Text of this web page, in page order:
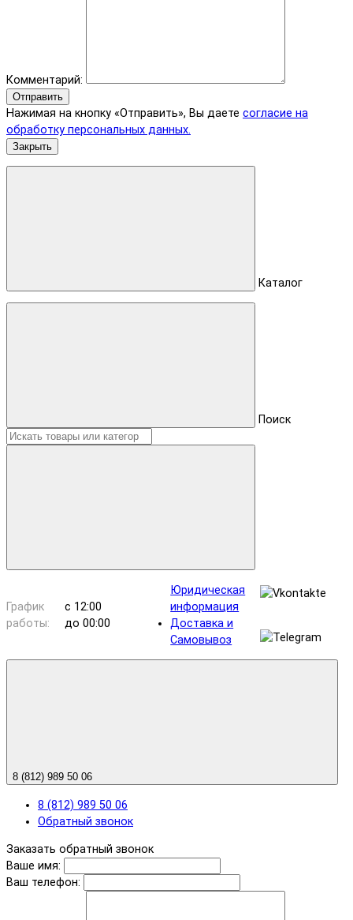
Комментарий:
Отправить
Нажимая на кнопку «Отправить», Вы даете согласие на
обработку персональных данных.
Закрыть
Каталог
Поиск
График
работы:
с 12:00
до 00:00
Юридическая
информация
Доставка и
Самовывоз
8 (812) 989 50 06
8 (812) 989 50 06
Обратный звонок
Заказать обратный звонок
Ваше имя:
Ваш телефон: